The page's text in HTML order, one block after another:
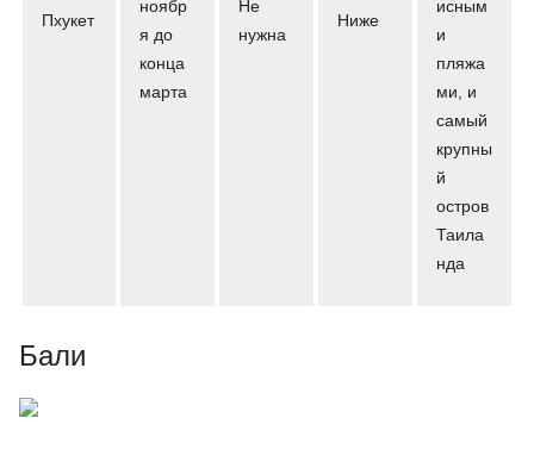
Пхукет
ноябр
я до
конца
марта
Не
нужна
Ниже
исным
и
пляжа
ми, и
самый
крупны
й
остров
Таила
нда
Бали